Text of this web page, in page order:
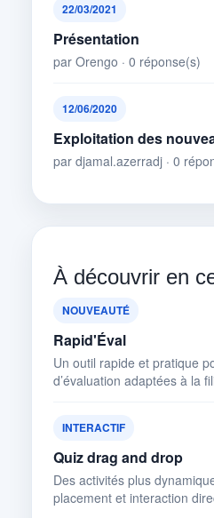
22/03/2021
Présentation
par Orengo · 0 réponse(s)
12/06/2020
Exploitation des
par djamal.azerradj · 0
À découvrir en
NOUVEAUTÉ
Rapid'Éval
Un outil rapide et pratique
d’évaluation adaptées à la
INTERACTIF
Quiz drag and drop
Des activités plus
placement et interaction